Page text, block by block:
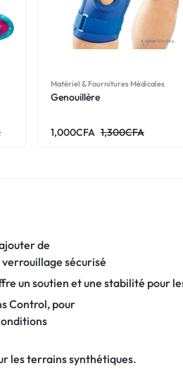
Matériel & Fournitures Médicales
Genouillère
1,000CFA 1,300CFA
de
sécurisé
un soutien et une stabilité pour
Control, pour
les terrains synthétiques.